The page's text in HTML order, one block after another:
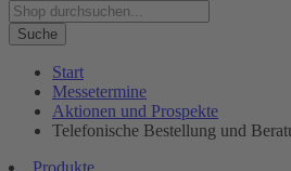
Suche
Start
Messetermine
Aktionen und Prospekte
Telefonische Bestellung und
Produkte